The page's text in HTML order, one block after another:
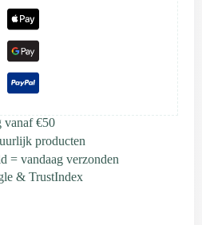
vanaf €50
producten
= vandaag verzonden
& TrustIndex